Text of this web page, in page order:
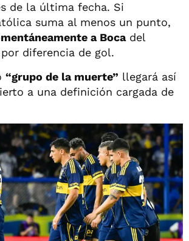
de la última fecha. Si
suma al menos un punto,
a Bocadel
diferencia de gol.
“grupo de la muerte” llegará así
a una definición cargada de